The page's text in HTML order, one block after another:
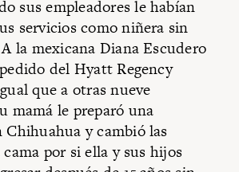
sus empleadores le habían
servicios como niñera sin
la mexicana Diana Escudero
del Hyatt Regency
que a otras nueve
mamá le preparó una
y cambió las
cama por si ella y sus hijos